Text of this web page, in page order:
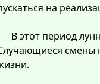
на
В этот период
смены